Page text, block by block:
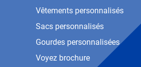
Vêtements personnalisés
Sacs personnalisés
Gourdes personnalisées
Voyez brochure